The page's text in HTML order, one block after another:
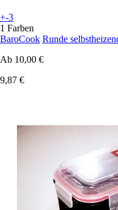
+-3
1 Farben
BaroCook Runde
Ab 10,00 €
9,87 €